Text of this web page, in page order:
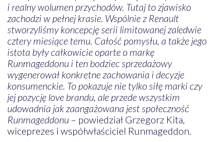
i realny wolumen przychodów. Tutaj to zjawisko
zachodzi w pełnej krasie. Wspólnie z Renault
stworzyliśmy koncepcję serii limitowanej zaledwie
cztery miesiące temu. Całość pomysłu, a także jego
istota były całkowicie oparte o markę
Runmageddonu i ten bodziec sprzedażowy
wygenerował konkretne zachowania i decyzje
konsumenckie. To pokazuje nie tylko siłę marki czy
jej pozycję love brandu, ale przede wszystkim
udowadnia jak zaangażowana jest społeczność
Runmageddonu– powiedział Grzegorz Kita,
wiceprezes i współwłaściciel Runmageddon.